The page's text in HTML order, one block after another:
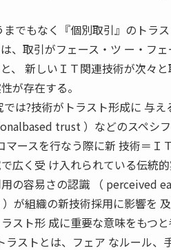
でもなく『個別取引』のトラ
、取引がフェース・ツ ー・フ
、 新しいＩＴ関連技術が次々
が存在する。
では?技術がトラスト形成に 与
trust ）などのスペシ
マースを行なう際に新 技術＝Ｉ
広く受 け入れられている伝統
の容易さの認識 （ perceived
が組織の新技術採用に影響を
スト形 成に重要な意味をもつと
ラストとは、フェア なルール